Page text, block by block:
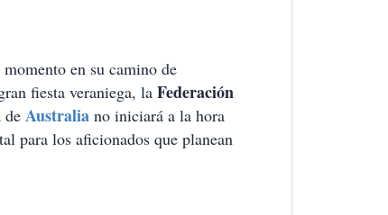
en su camino de
fiesta veraniega, la Federación
de Australia no iniciará a la hora
para los aficionados que planean